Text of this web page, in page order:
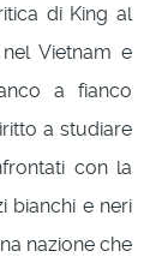
di King al
Vietnam e
a fianco
a studiare
con la
bianchi e neri
nazione che